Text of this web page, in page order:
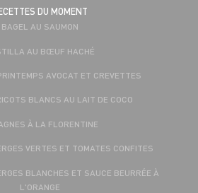
DU MOMENT
BAGEL AU SAUMON
AU BŒUF HACHÉ
AVOCAT ET CREVETTES
BLANCS AU LAIT DE COCO
À LA FLORENTINE
VERTES ET TOMATES CONFITES
BLANCHES ET SAUCE BEURRÉE À
L'ORANGE